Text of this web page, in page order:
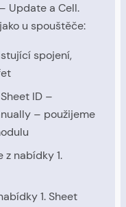
Update a Cell.
u spouštěče:
spojení,
ID –
– použijeme
nabídky 1.
1. Sheet